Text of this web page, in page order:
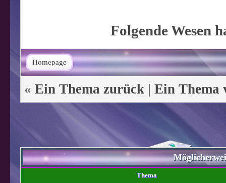
Folgende Wesen
Homepage
« Ein Thema zurück | Ein Thema
Thema